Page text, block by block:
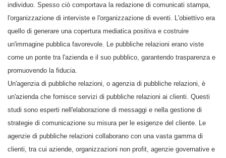
individuo. Spesso ciò comportava la redazione di comunicati stampa,
l'organizzazione di interviste e l'organizzazione di eventi. L'obiettivo era
quello di generare una copertura mediatica positiva e costruire
un'immagine pubblica favorevole. Le pubbliche relazioni erano viste
come un ponte tra l'azienda e il suo pubblico, garantendo trasparenza e
promuovendo la fiducia.
Un'agenzia di pubbliche relazioni, o agenzia di pubbliche relazioni, è
un'azienda che fornisce servizi di pubbliche relazioni ai clienti. Questi
studi sono esperti nell'elaborazione di messaggi e nella gestione di
strategie di comunicazione su misura per le esigenze del cliente. Le
agenzie di pubbliche relazioni collaborano con una vasta gamma di
clienti, tra cui aziende, organizzazioni non profit, agenzie governative e